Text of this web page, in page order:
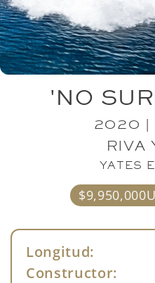
'NO
2020 |
RIVA
YATES
Longitud:
Constructor: